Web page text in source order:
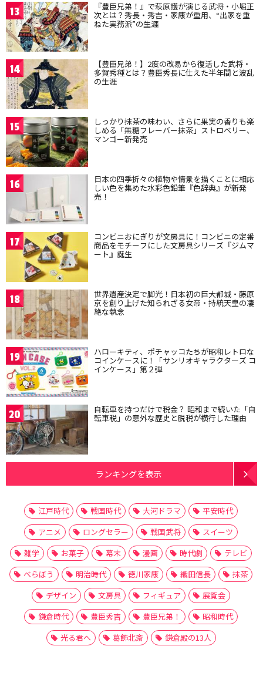
13 『豊臣兄弟！』で萩原護が演じる武将・小堀正
次とは？秀長・秀吉・家康が重用、“出家を重
ねた実務派”の生涯
14 【豊臣兄弟！】2度の改易から復活した武将・
多賀秀種とは？豊臣秀長に仕えた半年間と波乱
の生涯
15 しっかり抹茶の味わい、さらに果実の香りも楽
しめる「無糖フレーバー抹茶」ストロベリー、
マンゴー新発売
16 日本の四季折々の植物や情景を描くことに相応
しい色を集めた水彩色鉛筆『色辞典』が新発
売！
17 コンビニおにぎりが文房具に！コンビニの定番
商品をモチーフにした文房具シリーズ『ジムマ
ート』誕生
18 世界遺産決定で脚光！日本初の巨大都城・藤原
京を創り上げた知られざる女帝・持統天皇の凄
絶な執念
19 ハローキティ、ポチャッコたちが昭和レトロな
コインケースに！「サンリオキャラクターズ コ
インケース」第２弾
20 自転車を持つだけで税金？ 昭和まで続いた「自
転車税」の意外な歴史と脱税が横行した理由
ランキングを表示
江戸時代 戦国時代 大河ドラマ
平安時代
アニメ
ロングセラー 戦国武将
スイーツ
雑学
お菓子 幕末 漫画 時代劇
テレビ
べらぼう
明治時代 徳川家康 織田信長
抹茶
デザイン
文房具 フィギュア
展覧会
鎌倉時代
豊臣秀吉 豊臣兄弟！
昭和時代
光る君へ
葛飾北斎 鎌倉殿の13人